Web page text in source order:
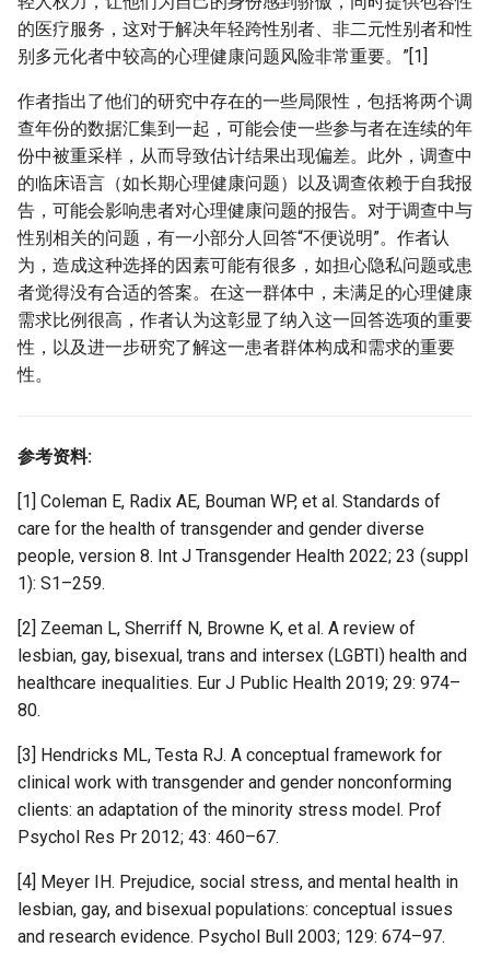
的医疗服务，这对于解决年轻跨性别者、非二元性别者和性
别多元化者中较高的心理健康问题风险非常重要。”[1]
作者指出了他们的研究中存在的一些局限性，包括将两个调
查年份的数据汇集到一起，可能会使一些参与者在连续的年
份中被重采样，从而导致估计结果出现偏差。此外，调查中
的临床语言（如长期心理健康问题）以及调查依赖于自我报
告，可能会影响患者对心理健康问题的报告。对于调查中与
性别相关的问题，有一小部分人回答“不便说明”。作者认
为，造成这种选择的因素可能有很多，如担心隐私问题或患
者觉得没有合适的答案。在这一群体中，未满足的心理健康
需求比例很高，作者认为这彰显了纳入这一回答选项的重要
性，以及进一步研究了解这一患者群体构成和需求的重要
性。
参考资料:
[1] Coleman E, Radix AE, Bouman WP, et al. Standards of
care for the health of transgender and gender diverse
people, version 8. Int J Transgender Health 2022; 23 (suppl
1): S1–259.
[2] Zeeman L, Sherriff N, Browne K, et al. A review of
lesbian, gay, bisexual, trans and intersex (LGBTI) health and
healthcare inequalities. Eur J Public Health 2019; 29: 974–
80.
[3] Hendricks ML, Testa RJ. A conceptual framework for
clinical work with transgender and gender nonconforming
clients: an adaptation of the minority stress model. Prof
Psychol Res Pr 2012; 43: 460–67.
[4] Meyer IH. Prejudice, social stress, and mental health in
lesbian, gay, and bisexual populations: conceptual issues
and research evidence. Psychol Bull 2003; 129: 674–97.